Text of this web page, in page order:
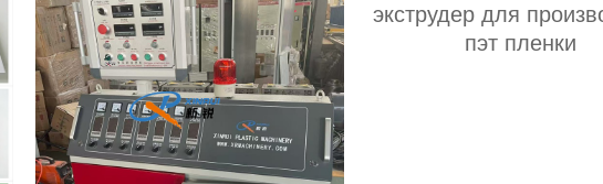
экструдер для
пэт пленки